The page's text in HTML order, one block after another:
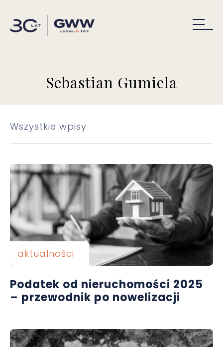
Sebastian Gumiela
Wszystkie wpisy
aktualności
Podatek od nieruchomości 2025
– przewodnik po nowelizacji